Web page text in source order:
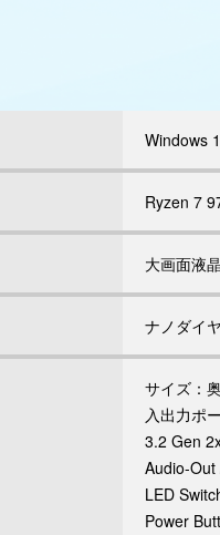
Windows
Ryzen 7
大画面液
ナノダイ
サイズ：
入出力ポ
3.2 Gen
Audio-Out
LED
Power